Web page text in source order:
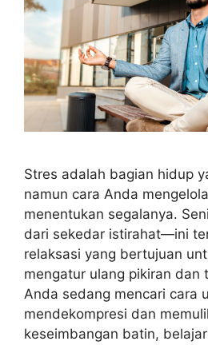
Stres adalah bagian hidup
namun cara Anda
menentukan segalanya.
dari sekedar istirahat—ini
relaksasi yang bertujuan
mengatur ulang pikiran dan
Anda sedang mencari cara
mendekompresi dan
keseimbangan batin,